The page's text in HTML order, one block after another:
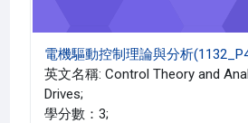
電機驅動控制理論與分析
英文名稱: Control Theory and
Drives;
學分數：3;